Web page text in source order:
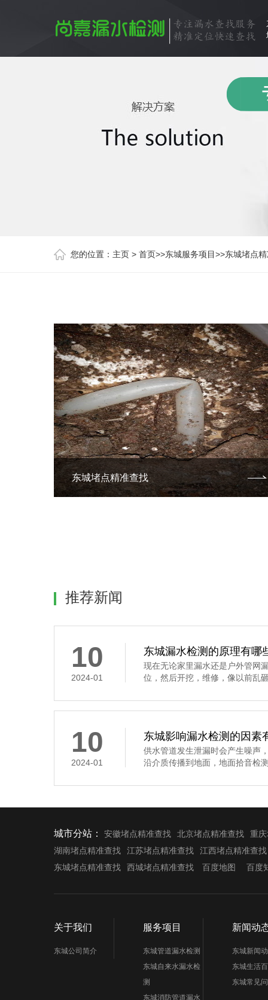
您的位置： 主页 > 首页>>东城服务项目>>东城堵点
东城堵点精准查找
推荐新闻
10
2024-01
东城漏水检测的原理有哪
现在无论家里漏水还是户外管网
位，然后开挖，维修，像以前乱
10
2024-01
东城影响漏水检测的因素
供水管道发生泄漏时会产生噪声
沿介质传播到地面，地面拾音检
城市分站： 安徽堵点精准查找 北京堵点精准查找
重
湖南堵点精准查找
江苏堵点精准查找
江西堵点精准查找
东城堵点精准查找
西城堵点精准查找 百度地图 百度
关于我们
东城公司简介
服务项目
东城管道漏水检测
东城自来水漏水检
测
东城消防管道漏水
新闻动
东城新闻
东城生活
东城常见